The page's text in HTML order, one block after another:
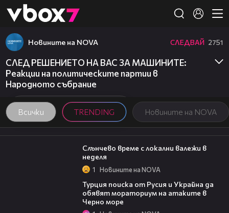
👾
Всички TRENDING Новините на NOVA
Новините на NOVA СЛЕДВАЙ 2751
СЛЕД РЕШЕНИЕТО НА ВАС ЗА МАШИНИТЕ:
Реакции на политическите партии в
Народното събрание
00:56
Слънчево време с локални валежи в
неделя
1 Новините на NOVA
Турция поиска от Русия и Украйна да
обявят мораториум на атаките в
Черно море